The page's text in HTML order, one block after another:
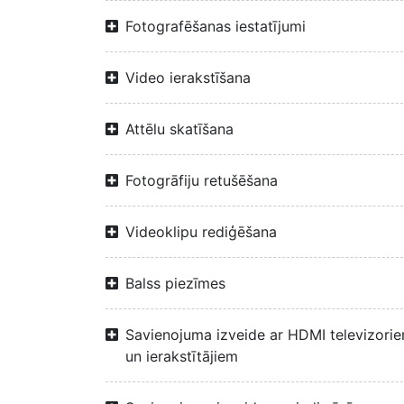
Fotografēšanas iestatījumi
Video ierakstīšana
Attēlu skatīšana
Fotogrāfiju retušēšana
Videoklipu rediģēšana
Balss piezīmes
Savienojuma izveide ar HDMI
un ierakstītājiem